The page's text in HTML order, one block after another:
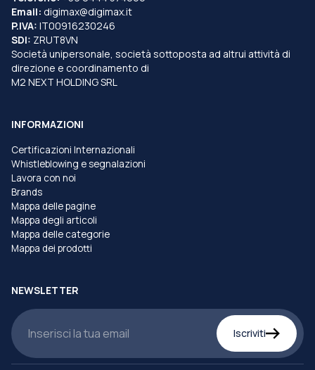
Email: digimax@digimax.it
P.IVA: IT00916230246
SDI: ZRUT8VN
Società unipersonale, società sottoposta ad altrui attività di
direzione e coordinamento di
M2 NEXT HOLDING SRL
INFORMAZIONI
Certificazioni Internazionali
Whistleblowing e segnalazioni
Lavora con noi
Brands
Mappa delle pagine
Mappa degli articoli
Mappa delle categorie
Mappa dei prodotti
NEWSLETTER
Iscriviti